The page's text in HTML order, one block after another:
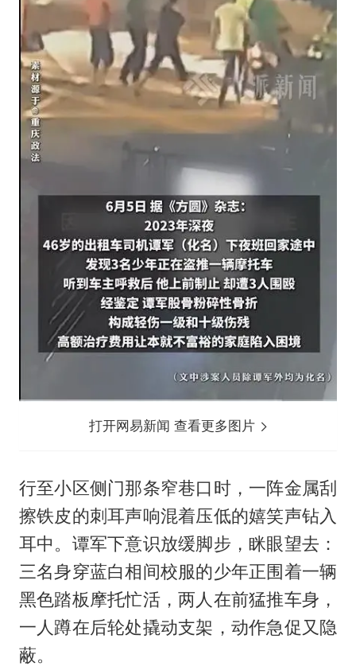
打开网易新闻 查看更多图片
行至小区侧门那条窄巷口时，一阵金属刮
擦铁皮的刺耳声响混着压低的嬉笑声钻入
耳中。谭军下意识放缓脚步，眯眼望去：
三名身穿蓝白相间校服的少年正围着一辆
黑色踏板摩托忙活，两人在前猛推车身，
一人蹲在后轮处撬动支架，动作急促又隐
蔽。